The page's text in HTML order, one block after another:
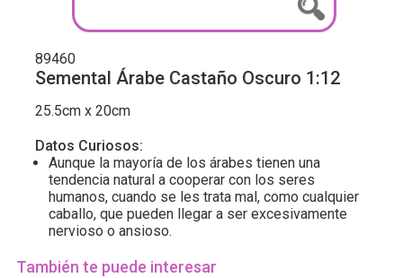
89460
Semental Árabe Castaño Oscuro 1:12
25.5cm x 20cm
Datos Curiosos:
Aunque la mayoría de los árabes tienen una
tendencia natural a cooperar con los seres
humanos, cuando se les trata mal, como cualquier
caballo, que pueden llegar a ser excesivamente
nervioso o ansioso.
También te puede interesar